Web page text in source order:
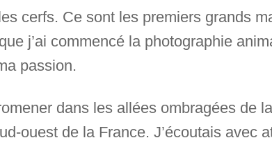
cerfs. Ce sont les premiers grands
j’ai commencé la photographie
passion.
dans les allées ombragées de
ouest de la France. J’écoutais avec